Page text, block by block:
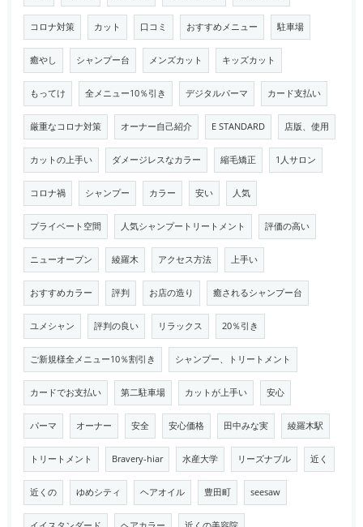
コロナ対策 カット 口コミ おすすめメニュー 駐車場
癒やし シャンプー台 メンズカット キッズカット
もってけ 全メニュー10％引き デジタルパーマ カード支払い
厳重なコロナ対策 オーナー自己紹介 E STANDARD 店版、使用
カットの上手い ダメージレスなカラー 縮毛矯正 1人サロン
コロナ禍 シャンプー カラー 安い 人気
プライベート空間 人気シャンプートリートメント 評価の高い
ニューオープン 綾羅木 アクセス方法 上手い
おすすめカラー 評判 お店の造り 癒されるシャンプー台
ユメシャン 評判の良い リラックス 20％引き
ご新規様全メニュー10％割引き シャンプー、トリートメント
カードでお支払い 第二駐車場 カットが上手い 安心
パーマ オーナー 安全 安心価格 田中みな実 綾羅木駅
トリートメント Bravery-hiar 水産大学 リーズナブル 近く
近くの ゆめシティ ヘアオイル 豊田町 seesaw